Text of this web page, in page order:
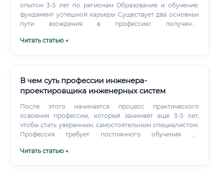
опытом 3-5 лет по регионам Образование и обучение:
фундамент успешной карьеры Существует два основных
пути вхождения в профессию: получение
курсов профессиональной переподготовки. Для
например, «Проектирование, сооружение и
эксплуатация газонефтепроводов и
Читать статью →
В чем суть профессии инженера-
проектировщика инженерных систем
После этого начинается процесс практического
освоения профессии, который занимает еще 3-5 лет,
чтобы стать уверенным, самостоятельным специалистом.
Профессия требует постоянного обучения на
технологий и оборудования. С поступления в
Читать статью →